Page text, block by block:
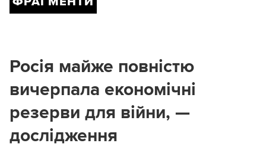
Росія майже повністю
вичерпала економічні
резерви для війни, —
дослідження